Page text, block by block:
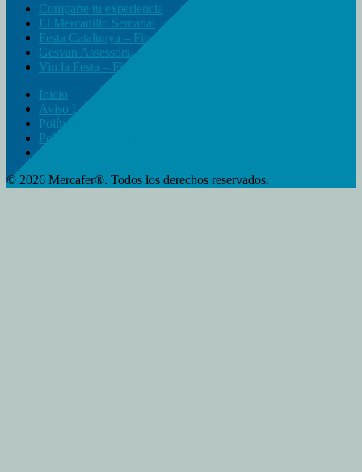
Comparte tu experiencia
El Mercadillo Semanal
Festa Catalunya – Fires
Gesvan Assessors.
Viu la Festa – Fires
Inicio
Aviso Legal
Política de Cookies
Política de Privacidad
Contacto
© 2026 Mercafer®. Todos los derechos reservados.